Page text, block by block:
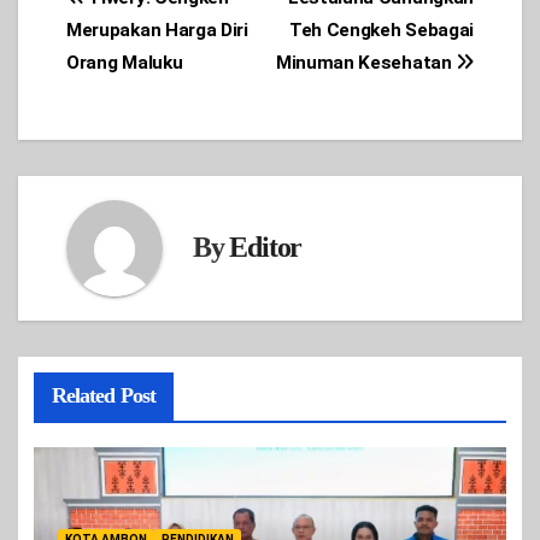
navigation
Teh Cengkeh Sebagai
Minuman Kesehatan
Merupakan Harga Diri
Orang Maluku
ByEditor
Related Post